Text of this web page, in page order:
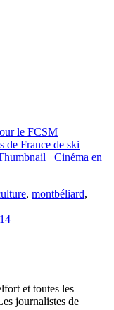
le FCSM
de France de ski
Cinéma en
, montbéliard,
et toutes les
journalistes de